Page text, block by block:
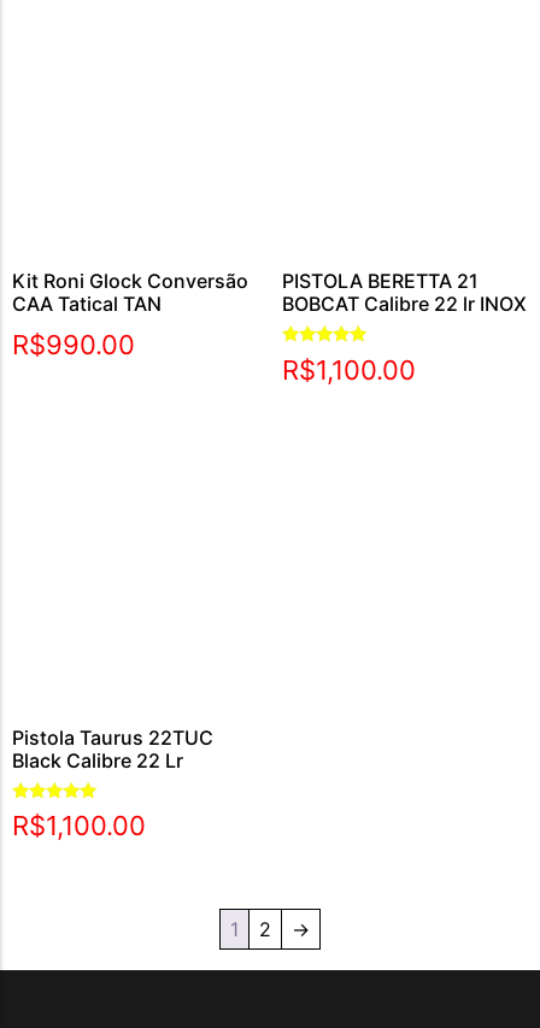
Kit Roni Glock Conversão
CAA Tatical TAN
R$990.00
PISTOLA BERETTA 21
BOBCAT Calibre 22 lr INOX
Avaliação
5.00
R$1,100.00
Pistola Taurus 22TUC
Black Calibre 22 Lr
Avaliação
5.00
R$1,100.00
1 2 →